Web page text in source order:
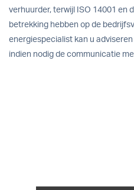
verhuurder, terwijl ISO 14001 en
betrekking hebben op de
energiespecialist kan u
indien nodig de communicatie